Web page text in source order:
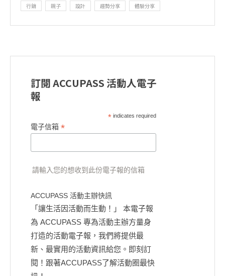
行銷 親子 設計 趨勢分享 體驗分享
訂閱 ACCUPASS 活動人電子
報
*indicates required
電子信箱 *
請輸入您的想收到此份電子報的信箱
ACCUPASS 活動主辦快訊
「讓生活因活動而生動！」 本電子報
為 ACCUPASS 專為活動主辦方量身
打造的活動電子報，我們將提供最
新、最實用的活動資訊給您。即刻訂
閱！跟著ACCUPASS了解活動圈最快